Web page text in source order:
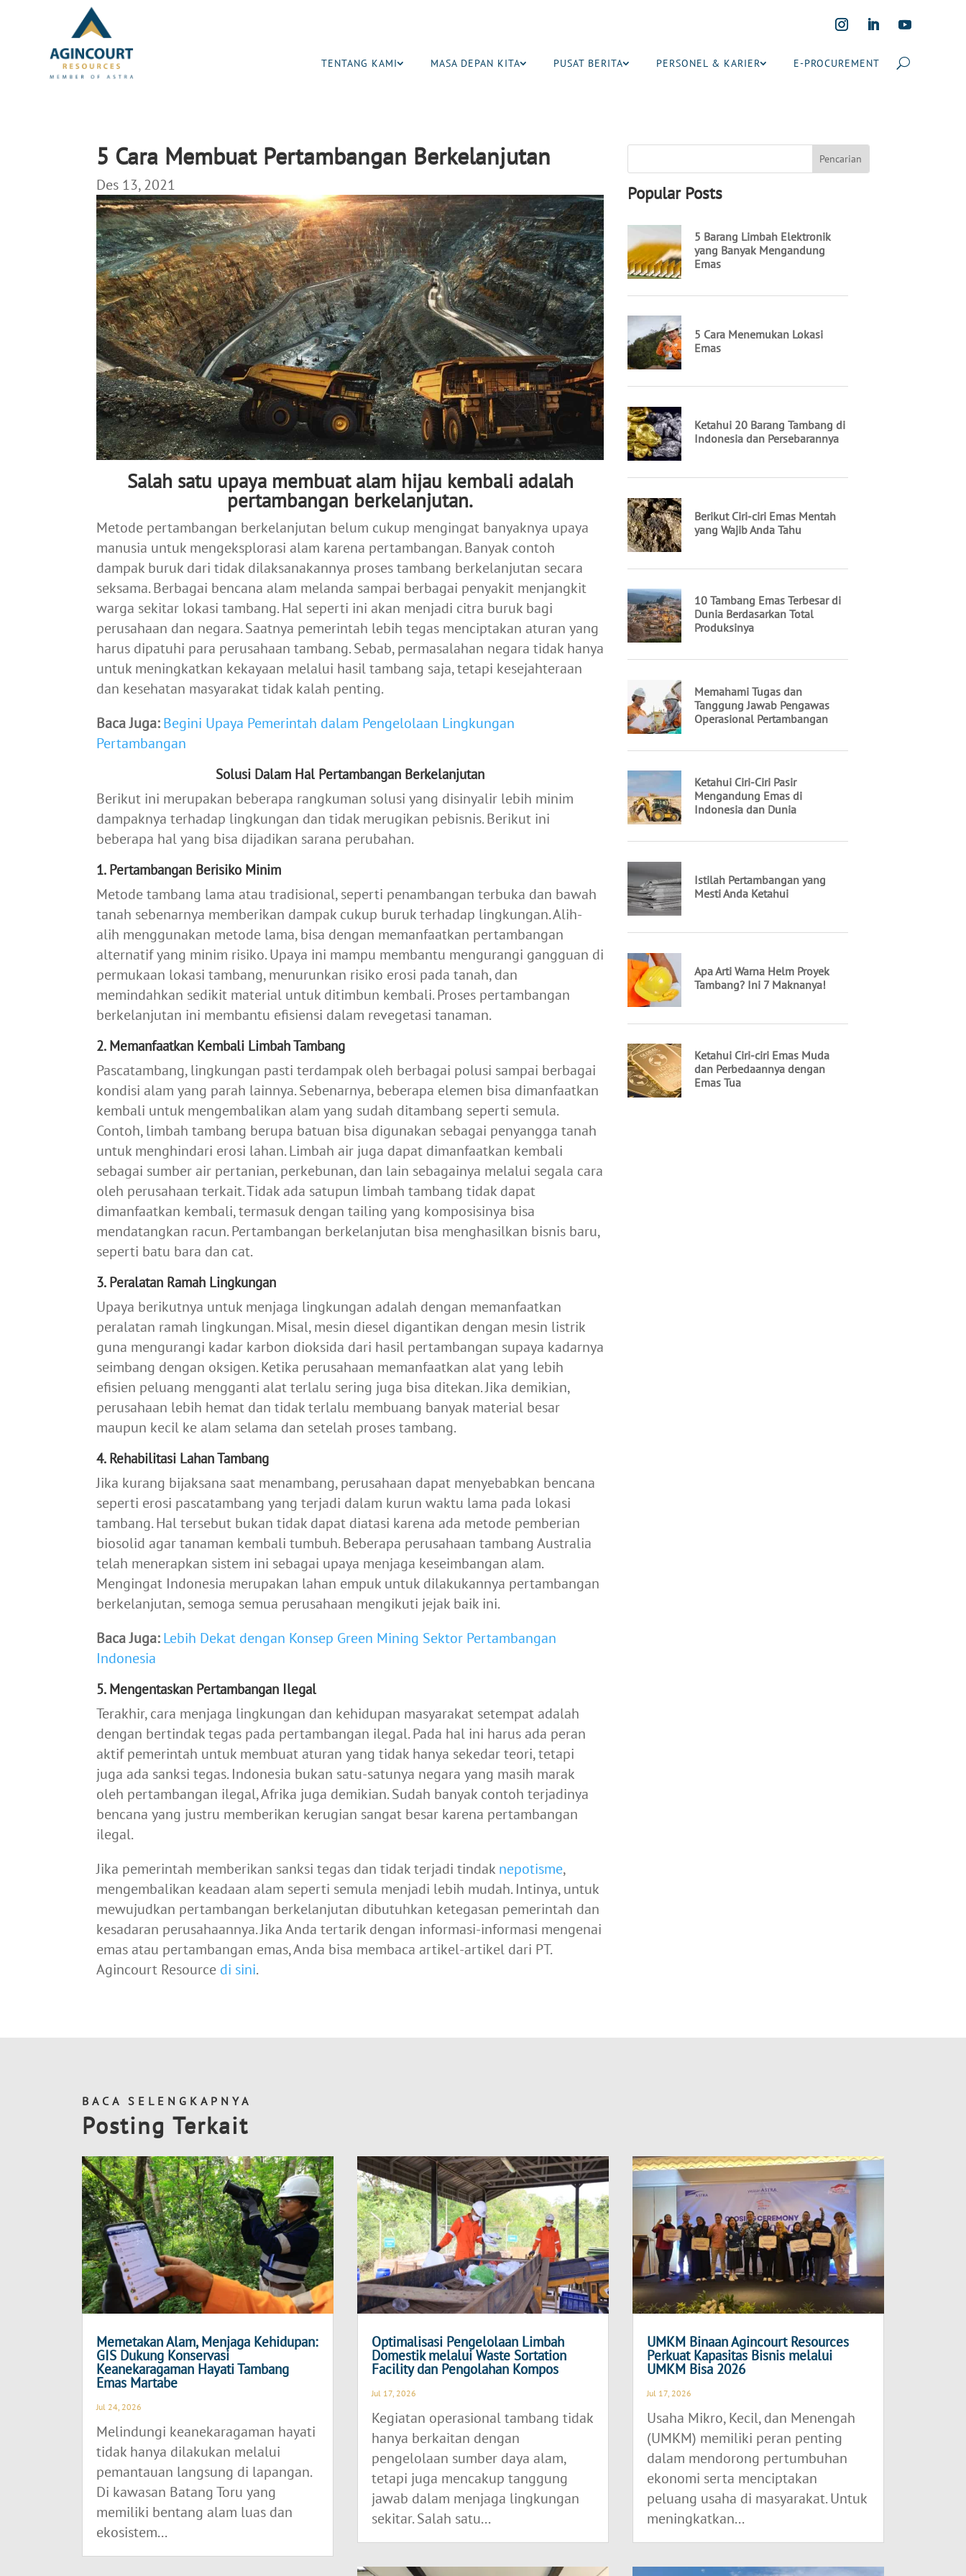
TENTANG KAMI MASA DEPAN KITA PUSAT BERITA PERSONEL & KARIER E-PROCUREMENT
5 Cara Membuat Pertambangan Berkelanjutan
Des 13, 2021
Salah satu upaya membuat alam hijau kembali adalah
pertambangan berkelanjutan.
Metode pertambangan berkelanjutan belum cukup mengingat banyaknya upaya
manusia untuk mengeksplorasi alam karena pertambangan. Banyak contoh
dampak buruk dari tidak dilaksanakannya proses tambang berkelanjutan secara
seksama. Berbagai bencana alam melanda sampai berbagai penyakit menjangkit
warga sekitar lokasi tambang. Hal seperti ini akan menjadi citra buruk bagi
perusahaan dan negara. Saatnya pemerintah lebih tegas menciptakan aturan yang
harus dipatuhi para perusahaan tambang. Sebab, permasalahan negara tidak hanya
untuk meningkatkan kekayaan melalui hasil tambang saja, tetapi kesejahteraan
dan kesehatan masyarakat tidak kalah penting.
Baca Juga:Begini Upaya Pemerintah dalam Pengelolaan Lingkungan
Pertambangan
Solusi Dalam Hal Pertambangan Berkelanjutan
Berikut ini merupakan beberapa rangkuman solusi yang disinyalir lebih minim
dampaknya terhadap lingkungan dan tidak merugikan pebisnis. Berikut ini
beberapa hal yang bisa dijadikan sarana perubahan.
1. Pertambangan Berisiko Minim
Metode tambang lama atau tradisional, seperti penambangan terbuka dan bawah
tanah sebenarnya memberikan dampak cukup buruk terhadap lingkungan. Alih-
alih menggunakan metode lama, bisa dengan memanfaatkan pertambangan
alternatif yang minim risiko. Upaya ini mampu membantu mengurangi gangguan di
permukaan lokasi tambang, menurunkan risiko erosi pada tanah, dan
memindahkan sedikit material untuk ditimbun kembali. Proses pertambangan
berkelanjutan ini membantu efisiensi dalam revegetasi tanaman.
2. Memanfaatkan Kembali Limbah Tambang
Pascatambang, lingkungan pasti terdampak oleh berbagai polusi sampai berbagai
kondisi alam yang parah lainnya. Sebenarnya, beberapa elemen bisa dimanfaatkan
kembali untuk mengembalikan alam yang sudah ditambang seperti semula.
Contoh, limbah tambang berupa batuan bisa digunakan sebagai penyangga tanah
untuk menghindari erosi lahan. Limbah air juga dapat dimanfaatkan kembali
sebagai sumber air pertanian, perkebunan, dan lain sebagainya melalui segala cara
oleh perusahaan terkait. Tidak ada satupun limbah tambang tidak dapat
dimanfaatkan kembali, termasuk dengan tailing yang komposisinya bisa
mendatangkan racun. Pertambangan berkelanjutan bisa menghasilkan bisnis baru,
seperti batu bara dan cat.
3. Peralatan Ramah Lingkungan
Upaya berikutnya untuk menjaga lingkungan adalah dengan memanfaatkan
peralatan ramah lingkungan. Misal, mesin diesel digantikan dengan mesin listrik
guna mengurangi kadar karbon dioksida dari hasil pertambangan supaya kadarnya
seimbang dengan oksigen. Ketika perusahaan memanfaatkan alat yang lebih
efisien peluang mengganti alat terlalu sering juga bisa ditekan. Jika demikian,
perusahaan lebih hemat dan tidak terlalu membuang banyak material besar
maupun kecil ke alam selama dan setelah proses tambang.
4. Rehabilitasi Lahan Tambang
Jika kurang bijaksana saat menambang, perusahaan dapat menyebabkan bencana
seperti erosi pascatambang yang terjadi dalam kurun waktu lama pada lokasi
tambang. Hal tersebut bukan tidak dapat diatasi karena ada metode pemberian
biosolid agar tanaman kembali tumbuh. Beberapa perusahaan tambang Australia
telah menerapkan sistem ini sebagai upaya menjaga keseimbangan alam.
Mengingat Indonesia merupakan lahan empuk untuk dilakukannya pertambangan
berkelanjutan, semoga semua perusahaan mengikuti jejak baik ini.
Baca Juga:Lebih Dekat dengan Konsep Green Mining Sektor Pertambangan
Indonesia
5. Mengentaskan Pertambangan Ilegal
Terakhir, cara menjaga lingkungan dan kehidupan masyarakat setempat adalah
dengan bertindak tegas pada pertambangan ilegal. Pada hal ini harus ada peran
aktif pemerintah untuk membuat aturan yang tidak hanya sekedar teori, tetapi
juga ada sanksi tegas. Indonesia bukan satu-satunya negara yang masih marak
oleh pertambangan ilegal, Afrika juga demikian. Sudah banyak contoh terjadinya
bencana yang justru memberikan kerugian sangat besar karena pertambangan
ilegal.
Jika pemerintah memberikan sanksi tegas dan tidak terjadi tindak nepotisme,
mengembalikan keadaan alam seperti semula menjadi lebih mudah. Intinya, untuk
mewujudkan pertambangan berkelanjutan dibutuhkan ketegasan pemerintah dan
kesadaran perusahaannya.Jika Anda tertarik dengan informasi-informasi mengenai
emas atau pertambangan emas, Anda bisa membaca artikel-artikel dari PT.
Agincourt Resource di sini.
Popular Posts
BACA SELENGKAPNYA
Posting Terkait
Memetakan Alam, Menjaga Kehidupan:
GIS Dukung Konservasi
Keanekaragaman Hayati Tambang
Emas Martabe
Jul 24, 2026
Melindungi keanekaragaman hayati
tidak hanya dilakukan melalui
pemantauan langsung di lapangan.
Di kawasan Batang Toru yang
memiliki bentang alam luas dan
ekosistem...
Optimalisasi Pengelolaan Limbah
Domestik melalui Waste Sortation
Facility dan Pengolahan Kompos
Jul 17, 2026
Kegiatan operasional tambang tidak
hanya berkaitan dengan
pengelolaan sumber daya alam,
tetapi juga mencakup tanggung
jawab dalam menjaga lingkungan
sekitar. Salah satu...
UMKM Binaan Agincourt Resources
Perkuat Kapasitas Bisnis melalui
UMKM Bisa 2026
Jul 17, 2026
Usaha Mikro, Kecil, dan Menengah
(UMKM) memiliki peran penting
dalam mendorong pertumbuhan
ekonomi serta menciptakan
peluang usaha di masyarakat. Untuk
meningkatkan...